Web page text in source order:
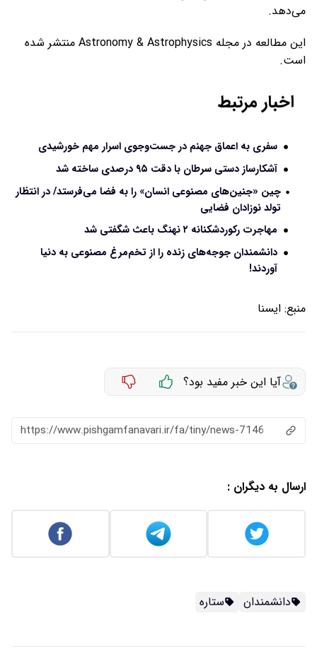
می‌دهد.
این مطالعه در مجله Astronomy & Astrophysics منتشر شده
است.
اخبار مرتبط
سفری به اعماق جهنم در جست‌وجوی اسرار مهم خورشیدی
آشکارساز دستی سرطان با دقت ۹۵ درصدی ساخته شد
چین «جنین‌های مصنوعی انسان» را به فضا می‌فرستد/ در انتظار
تولد نوزادان فضایی
مهاجرت رکوردشکنانه ۲ نهنگ باعث شگفتی شد
دانشمندان جوجه‌های زنده را از تخم‌مرغ مصنوعی به دنیا
آوردند!
منبع: ايسنا
آیا این خبر مفید بود؟
https://www.pishgamfanavari.ir/fa/tiny/news-7146
ارسال به دیگران :
دانشمندان ستاره